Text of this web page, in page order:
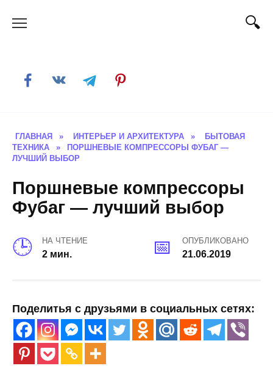
ГЛАВНАЯ » ИНТЕРЬЕР И АРХИТЕКТУРА »
БЫТОВАЯ
ТЕХНИКА
»
ПОРШНЕВЫЕ КОМПРЕССОРЫ ФУБАГ —
ЛУЧШИЙ ВЫБОР
Поршневые компрессоры
Фубаг — лучший выбор
НА ЧТЕНИЕ
2 мин.
ОПУБЛИКОВАНО
21.06.2019
Поделитья с друзьями в социальных сетях: